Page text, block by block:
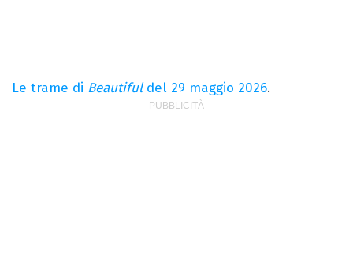
Le trame di Beautifuldel 29 maggio 2026.